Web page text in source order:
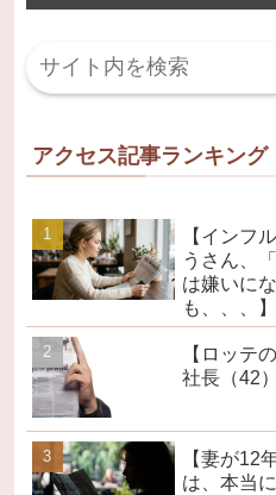
アクセス記事ランキング
【インフ
うさん、
は嫌いに
も、、、】
【ロッテ
社長（42
【妻が12
は、本当